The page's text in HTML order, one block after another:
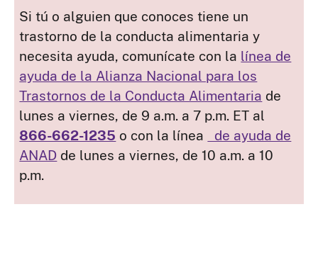
Si tú o alguien que conoces tiene un
trastorno de la conducta alimentaria y
necesita ayuda, comunícate con la línea de
ayuda de la Alianza Nacional para los
Trastornos de la Conducta Alimentaria de
lunes a viernes, de 9 a.m. a 7 p.m. ET al
866-662-1235 o con la línea
de ayuda de
ANAD de lunes a viernes, de 10 a.m. a 10
p.m.